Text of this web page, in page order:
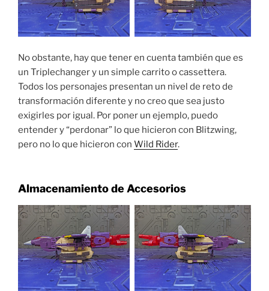
No obstante, hay que tener en cuenta también que es
un Triplechanger y un simple carrito o cassettera.
Todos los personajes presentan un nivel de reto de
transformación diferente y no creo que sea justo
exigirles por igual. Por poner un ejemplo, puedo
entender y “perdonar” lo que hicieron con Blitzwing,
pero no lo que hicieron con Wild Rider.
Almacenamiento de Accesorios